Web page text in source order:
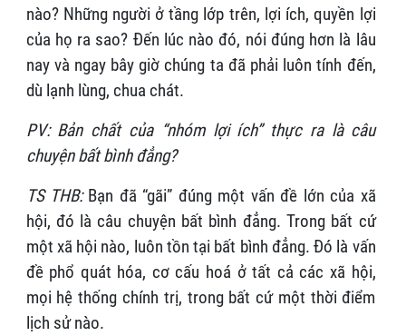
nào? Những người ở tầng lớp trên, lợi ích, quyền lợi
của họ ra sao? Đến lúc nào đó, nói đúng hơn là lâu
nay và ngay bây giờ chúng ta đã phải luôn tính đến,
dù lạnh lùng, chua chát.
PV: Bản chất của “nhóm lợi ích” thực ra là câu
chuyện bất bình đẳng?
TS THB: Bạn đã “gãi” đúng một vấn đề lớn của xã
hội, đó là câu chuyện bất bình đẳng. Trong bất cứ
một xã hội nào, luôn tồn tại bất bình đẳng. Đó là vấn
đề phổ quát hóa, cơ cấu hoá ở tất cả các xã hội,
mọi hệ thống chính trị, trong bất cứ một thời điểm
lịch sử nào.